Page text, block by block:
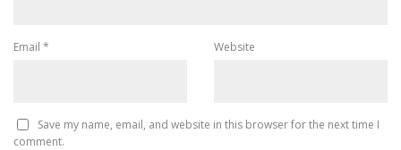
Email * Website
Save my name, email, and website in this browser for the next time I
comment.